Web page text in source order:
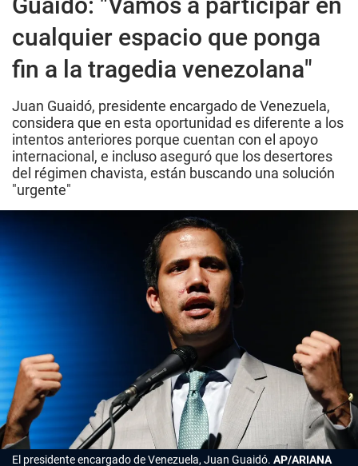
cualquier espacio que ponga
fin a la tragedia venezolana"
Juan Guaidó, presidente encargado de Venezuela,
considera que en esta oportunidad es diferente a los
intentos anteriores porque cuentan con el apoyo
internacional, e incluso aseguró que los desertores
del régimen chavista, están buscando una solución
"urgente"
El presidente encargado de Venezuela, Juan Guaidó. AP/ARIANA